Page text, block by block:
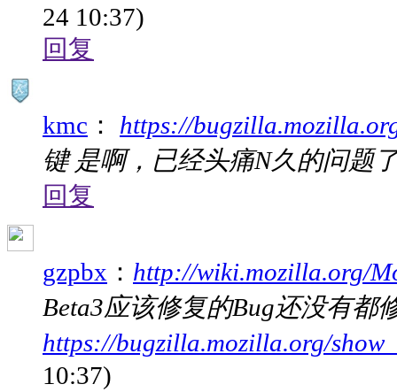
24 10:37)
回复
kmc ：
https://
键 是啊，已经头痛N久的问题
回复
gzpbx ： http://wiki.mozilla.org/
Beta3应该修复的Bug还没有都
https://bugzilla.mozilla.org/
10:37)